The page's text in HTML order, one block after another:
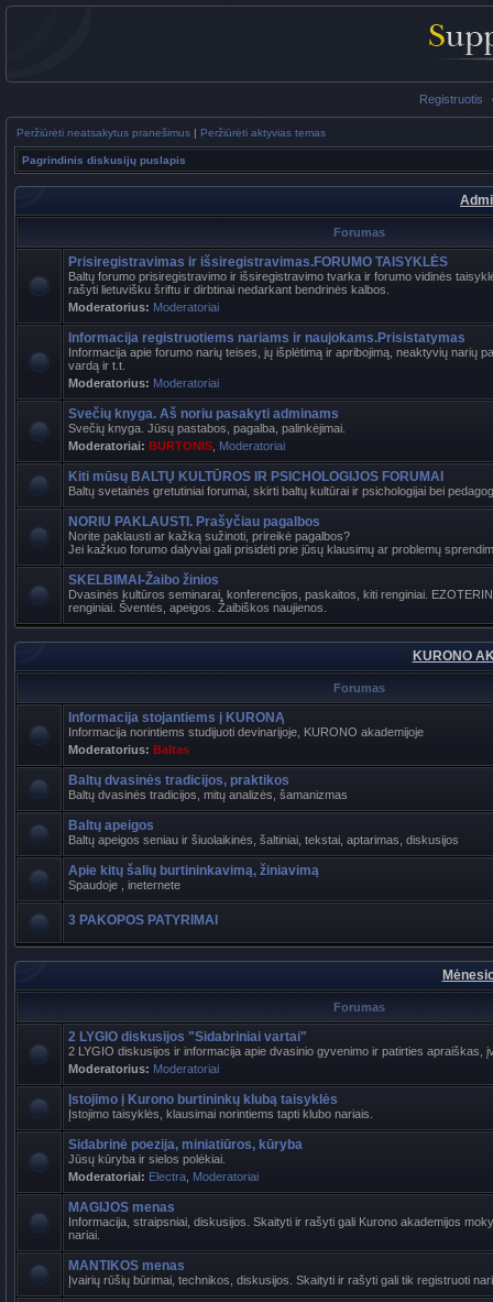
Registruotis
Peržiūrėti neatsakytus pranešimus | Peržiūrėti aktyvias temas
Pagrindinis diskusijų puslapis
Forumas
Prisiregistravimas ir išsiregistravimas.FORUMO TAISYKLĖS
Baltų forumo prisiregistravimo ir išsiregistravimo tvarka ir forumo vidinės
rašyti lietuvišku šriftu ir dirbtinai nedarkant bendrinės kalbos.
Moderatorius: Moderatoriai
Informacija registruotiems nariams ir naujokams.Prisistatymas
Informacija apie forumo narių teises, jų išplėtimą ir apribojimą, neaktyvių narių
vardą ir t.t.
Moderatorius: Moderatoriai
Svečių knyga. Aš noriu pasakyti adminams
Svečių knyga. Jūsų pastabos, pagalba, palinkėjimai.
Moderatoriai: BURTONIS Moderatoriai
Kiti mūsų BALTŲ KULTŪROS IR PSICHOLOGIJOS FORUMAI
Baltų svetainės gretutiniai forumai, skirti baltų kultūrai ir psichologijai bei
NORIU PAKLAUSTI. Prašyčiau pagalbos
Norite paklausti ar kažką sužinoti, prireikė pagalbos?
Jei kažkuo forumo dalyviai gali prisidėti prie jūsų klausimų ar problemų
SKELBIMAI-Žaibo žinios
Dvasinės kultūros seminarai, konferencijos, paskaitos, kiti renginiai.
renginiai. Šventės, apeigos. Žaibiškos naujienos.
KURONO
Forumas
Informacija stojantiems į KURONĄ
Informacija norintiems studijuoti devinarijoje, KURONO akademijoje
Moderatorius: Baltas
Baltų dvasinės tradicijos, praktikos
Baltų dvasinės tradicijos, mitų analizės, šamanizmas
Baltų apeigos
Baltų apeigos seniau ir šiuolaikinės, šaltiniai, tekstai, aptarimas, diskusijos
Apie kitų šalių burtininkavimą, žiniavimą
Spaudoje , ineternete
3 PAKOPOS PATYRIMAI
Forumas
2 LYGIO diskusijos "Sidabriniai vartai"
2 LYGIO diskusijos ir informacija apie dvasinio gyvenimo ir patirties apraiškas,
Moderatorius: Moderatoriai
Įstojimo į Kurono burtininkų klubą taisyklės
Įstojimo taisyklės, klausimai norintiems tapti klubo nariais.
Sidabrinė poezija, miniatiūros, kūryba
Jūsų kūryba ir sielos polėkiai.
Moderatoriai: Electra Moderatoriai
MAGIJOS menas
Informacija, straipsniai, diskusijos. Skaityti ir rašyti gali Kurono akademijos
nariai.
MANTIKOS menas
Įvairių rūšių būrimai, technikos, diskusijos. Skaityti ir rašyti gali tik registruoti